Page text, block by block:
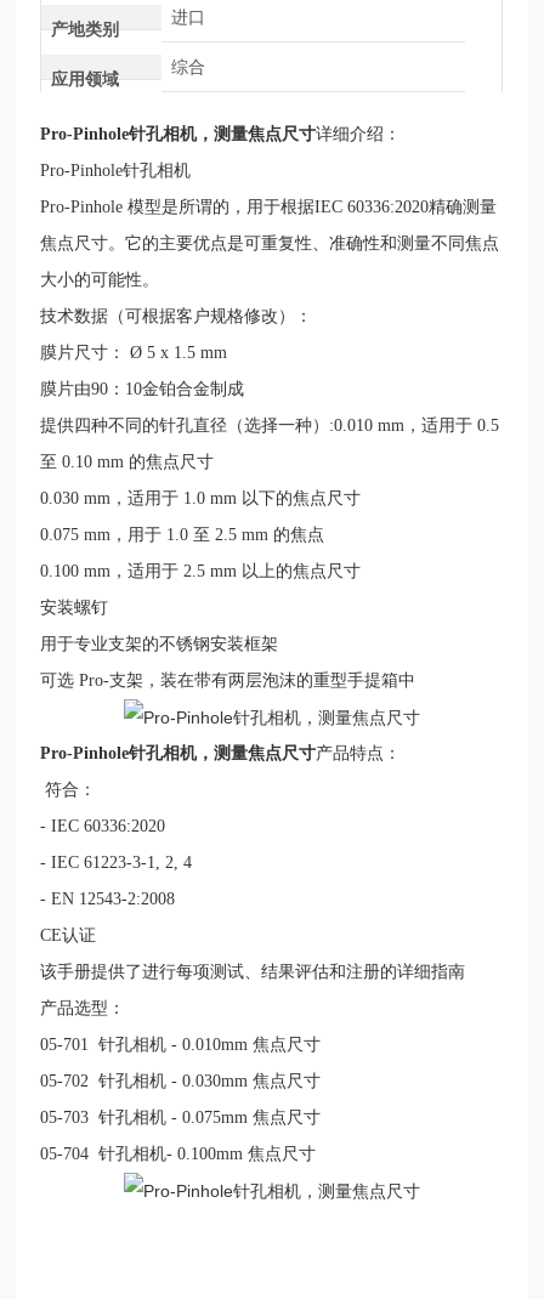
产地类别
进口
应用领域
综合
Pro-Pinhole针孔相机，测量焦点尺寸详细介绍：
Pro-Pinhole针孔相机
Pro-Pinhole模型是所谓的，用于根据IEC 60336:2020精确测量
焦点尺寸。它的主要优点是可重复性、准确性和测量不同焦点
大小的可能性。
技术数据（可根据客户规格修改）：
膜片尺寸：
Ø 5 x 1.5 mm
膜片由90 ： 10金铂合金制成
提供四种不同的针孔直径（选择一种） :0.010 mm ，适用于0.5
至0.10 mm 的焦点尺寸
0.030 mm ，适用于 1.0 mm 以下的焦点尺寸
0.075 mm ，用于 1.0至 2.5 mm 的焦点
0.100 mm ，适用于 2.5 mm 以上的焦点尺寸
安装螺钉
用于专业支架的不锈钢安装框架
可选 Pro-支架，装在带有两层泡沫的重型手提箱中
Pro-Pinhole针孔相机，测量焦点尺寸产品特点：
符合：
- IEC 60336:2020
- IEC 61223-3-1, 2, 4
- EN 12543-2:2008
CE认证
该手册提供了进行每项测试、结果评估和注册的详细指南
产品选型：
05-701针孔相机- 0.010mm焦点尺寸
05-702针孔相机- 0.030mm焦点尺寸
05-703针孔相机- 0.075mm焦点尺寸
05-704 针孔相机- 0.100mm焦点尺寸